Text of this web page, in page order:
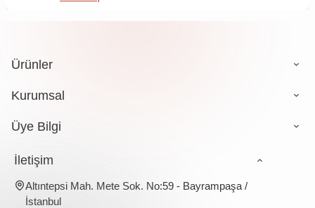
Ürünler
Kurumsal
Üye Bilgi
İletişim
Altıntepsi Mah. Mete Sok. No:59 - Bayrampaşa /
İstanbul